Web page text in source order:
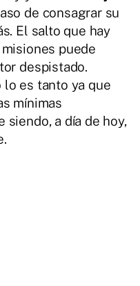
de consagrar su
El salto que hay
puede
despistado.
lo es tanto ya que
mínimas
a día de hoy,